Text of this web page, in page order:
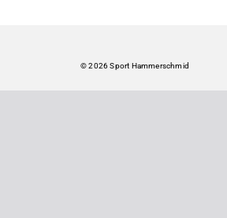
© 2026 Sport Hammerschmid